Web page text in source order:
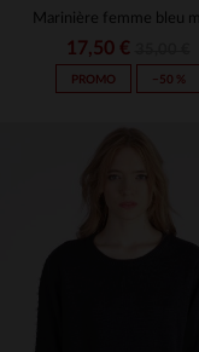
TAILLES
17,50 €
PROMO −50 %